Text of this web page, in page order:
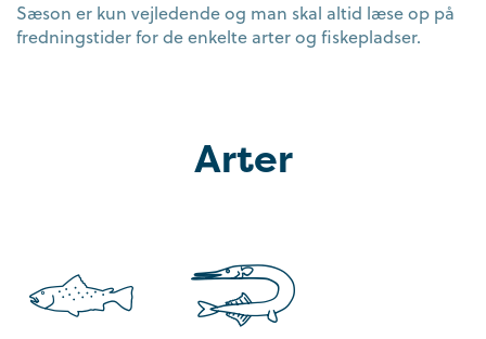
Sæson er kun vejledende og man skal altid læse op på
fredningstider for de enkelte arter og fiskepladser.
Arter